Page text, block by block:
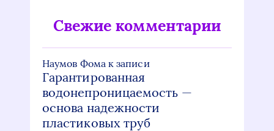
Свежие комментарии
Наумов Фома к записи
Гарантированная
водонепроницаемость —
основа надежности
пластиковых труб